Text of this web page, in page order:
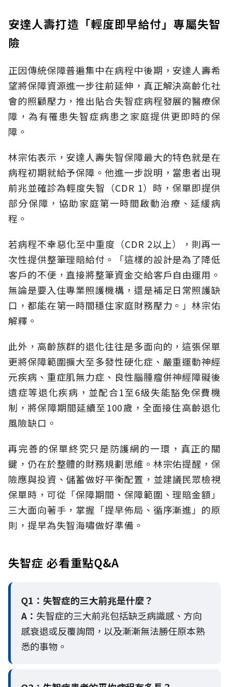
安達人壽打造「輕度即早給付」專屬失智
險
正因傳統保障普遍集中在病程中後期，安達人壽希
望將保障資源進一步往前延伸，真正解決高齡化社
會的照顧壓力，推出貼合失智症病程發展的醫療保
障，為有罹患失智症病患之家庭提供更即時的保
障。
林宗佑表示，安達人壽失智保障最大的特色就是在
病程初期就給予保障。他進一步說明，當患者出現
前兆並確診為輕度失智（CDR 1）時，保單即提供
部分保障，協助家庭第一時間啟動治療、延緩病
程。
若病程不幸惡化至中重度（CDR 2以上），則再一
次性提供整筆理賠給付。「這樣的設計是為了降低
客戶的不便，直接將整筆資金交給客戶自由運用。
無論是要入住專業照護機構，還是補足日常照護缺
口，都能在第一時間穩住家庭財務壓力。」林宗佑
解釋。
此外，高齡族群的退化往往是多面向的，這張保單
更將保障範圍擴大至多發性硬化症、嚴重運動神經
元疾病、重症肌無力症、良性腦腫瘤併神經障礙後
遺症等退化疾病，並配合1至6級失能豁免保費機
制，將保障期間延續至100歲，全面接住高齡退化
風險缺口。
再完善的保單終究只是防護網的一環，真正的關
鍵，仍在於整體的財務規劃思維。 林宗佑提醒，保
險應與投資、儲蓄做好平衡配置，並建議民眾檢視
保單時，可從「保障期間、保障範圍、理賠金額」
三大面向著手，掌握「提早佈局、循序漸進」的原
則，提早為失智海嘯做好準備。
失智症 必看重點Q&A
Q1：失智症的三大前兆是什麼？
A： 失智症的三大前兆包括缺乏病識感、方向
感衰退或反覆詢問，以及漸漸無法勝任原本熟
悉的事物。